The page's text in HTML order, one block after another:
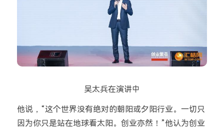
吴太兵在演讲中
他说，“这个世界没有绝对的朝阳或夕阳行业。一切只
因为你只是站在地球看太阳。创业亦然！”他认为创业